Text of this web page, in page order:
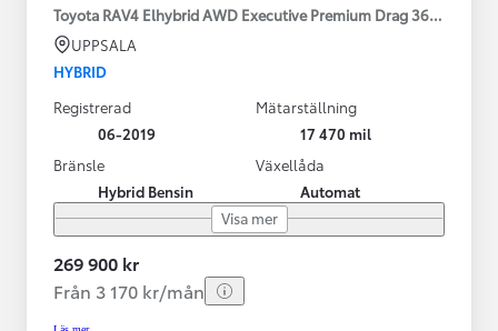
Toyota RAV4 Elhybrid AWD Executive Premium Drag 360-kamera
UPPSALA
HYBRID
Registrerad
06-2019
Mätarställning
17 470 mil
Bränsle
Hybrid Bensin
Växellåda
Automat
Visa mer
269 900 kr
Från 3 170 kr/mån